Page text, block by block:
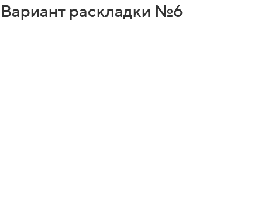
Вариант раскладки №6